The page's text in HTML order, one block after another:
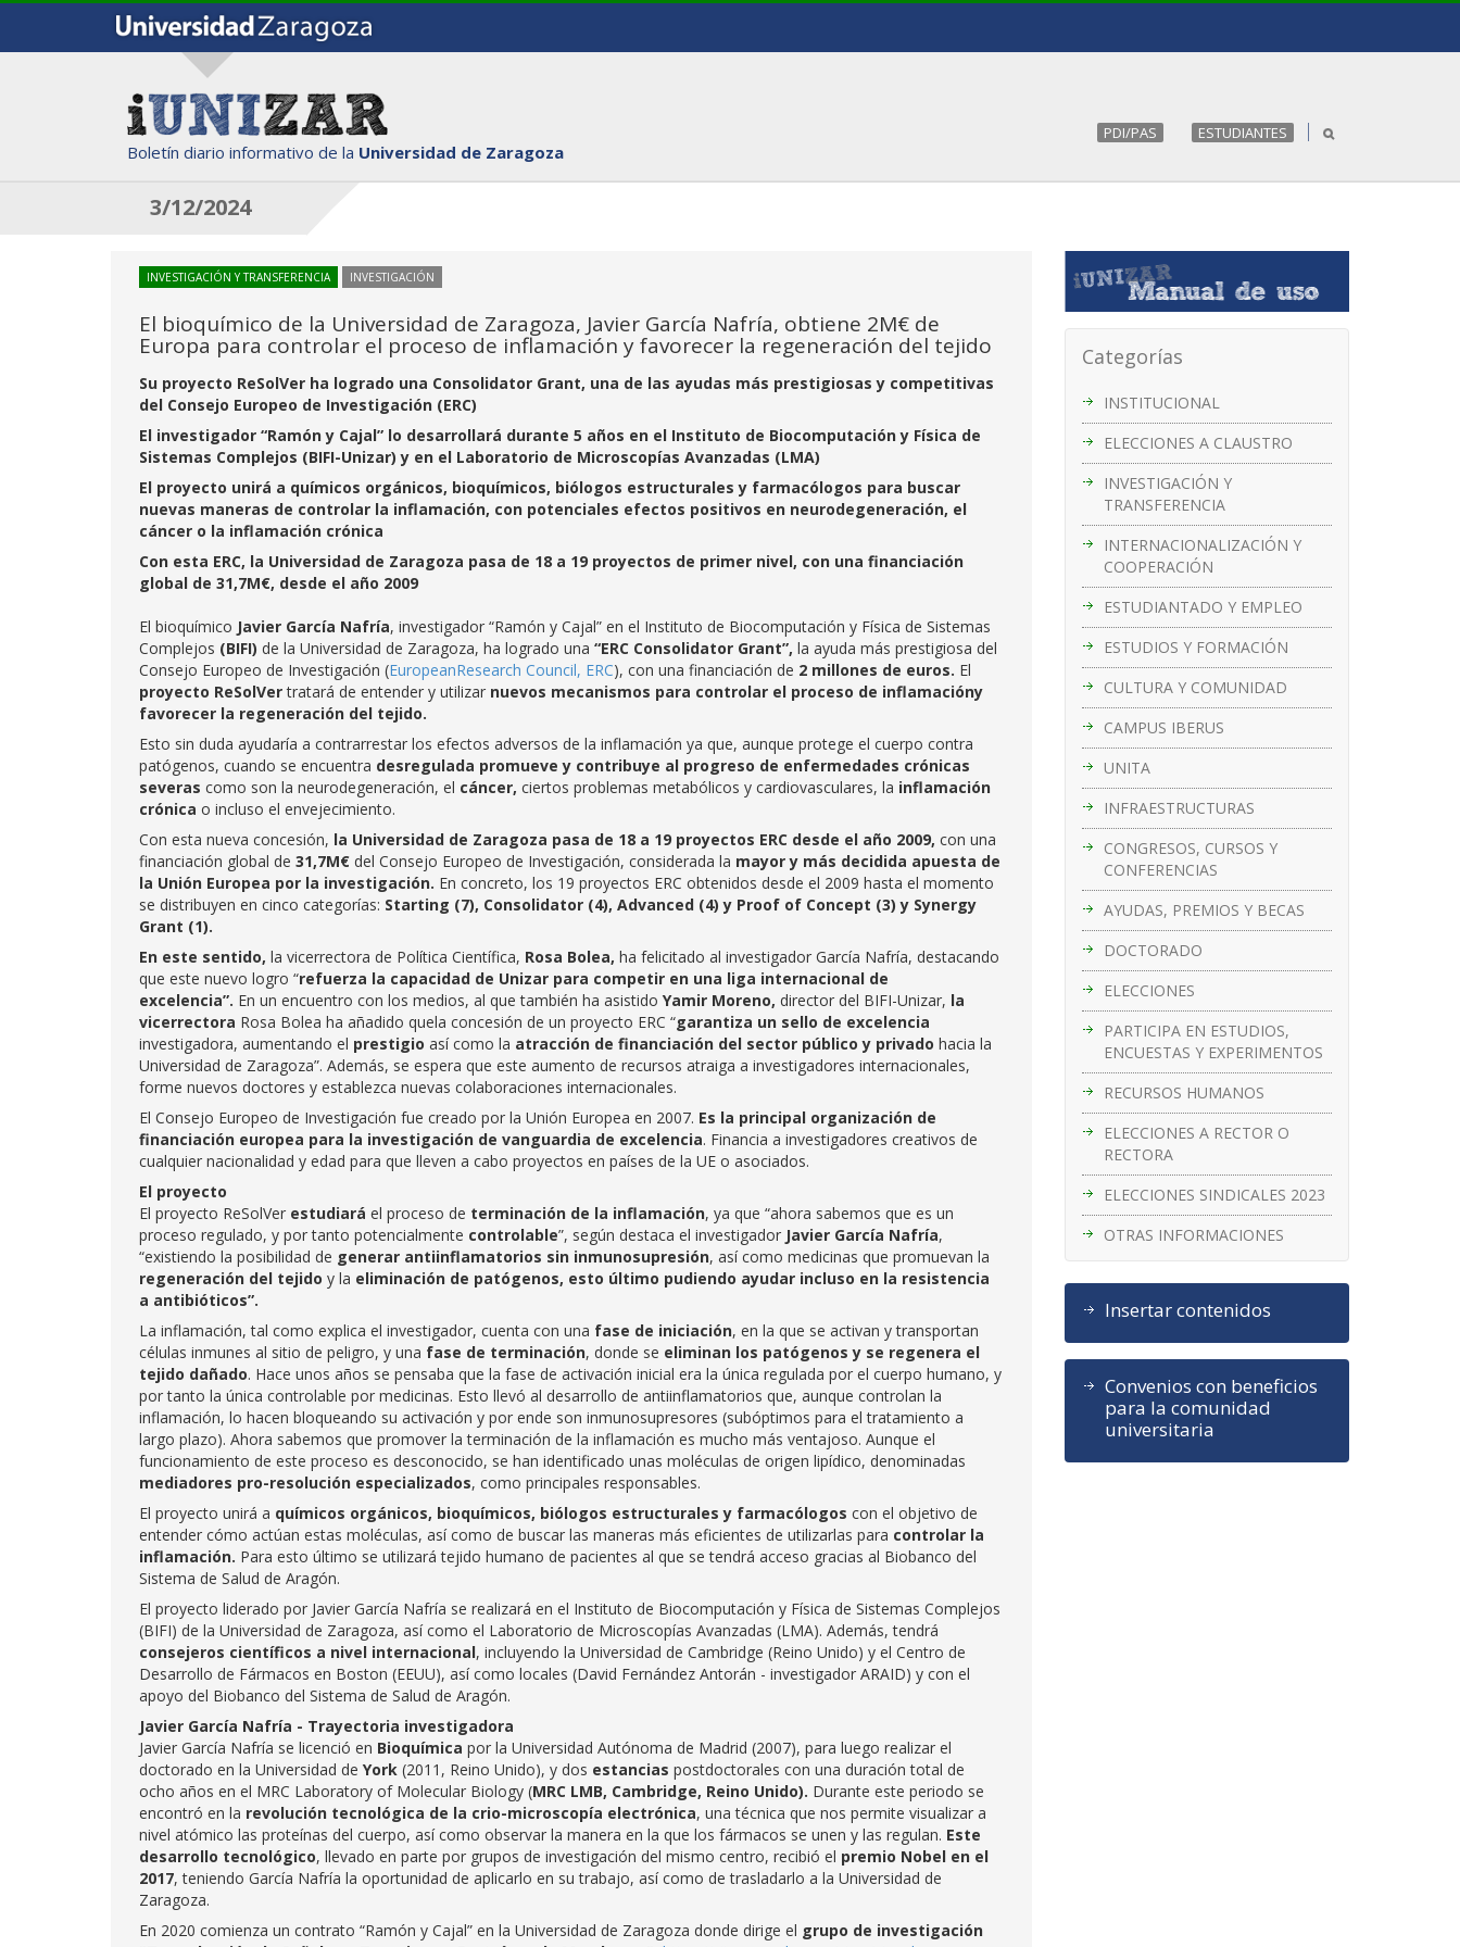
Boletín diario informativo de la Universidad de Zaragoza
PDI/PAS ESTUDIANTES
3/12/2024
Categorías
INSTITUCIONAL
ELECCIONES A CLAUSTRO
INVESTIGACIÓN Y
TRANSFERENCIA
INTERNACIONALIZACIÓN Y
COOPERACIÓN
ESTUDIANTADO Y EMPLEO
ESTUDIOS Y FORMACIÓN
CULTURA Y COMUNIDAD
CAMPUS IBERUS
UNITA
INFRAESTRUCTURAS
CONGRESOS, CURSOS Y
CONFERENCIAS
AYUDAS, PREMIOS Y BECAS
DOCTORADO
ELECCIONES
PARTICIPA EN ESTUDIOS,
ENCUESTAS Y EXPERIMENTOS
RECURSOS HUMANOS
ELECCIONES A RECTOR O
RECTORA
ELECCIONES SINDICALES 2023
OTRAS INFORMACIONES
Insertar contenidos
Convenios con beneficios
para la comunidad
universitaria
INVESTIGACIÓN Y TRANSFERENCIA INVESTIGACIÓN
El bioquímico de la Universidad de Zaragoza, Javier García Nafría, obtiene 2M€ de
Europa para controlar el proceso de inflamación y favorecer la regeneración del tejido
Su proyecto ReSolVer ha logrado una Consolidator Grant, una de las ayudas más prestigiosas y competitivas
del Consejo Europeo de Investigación (ERC)
El investigador “Ramón y Cajal” lo desarrollará durante 5 años en el Instituto de Biocomputación y Física de
Sistemas Complejos (BIFI-Unizar) y en el Laboratorio de Microscopías Avanzadas (LMA)
El proyecto unirá a químicos orgánicos, bioquímicos, biólogos estructurales y farmacólogos para buscar
nuevas maneras de controlar la inflamación, con potenciales efectos positivos en neurodegeneración, el
cáncer o la inflamación crónica
Con esta ERC, la Universidad de Zaragoza pasa de 18 a 19 proyectos de primer nivel, con una financiación
global de 31,7M€, desde el año 2009
El bioquímico Javier García Nafría, investigador “Ramón y Cajal” en el Instituto de Biocomputación y Física de Sistemas
Complejos (BIFI) de la Universidad de Zaragoza, ha logrado una “ERC Consolidator Grant”, la ayuda más prestigiosa del
Consejo Europeo de Investigación (EuropeanResearch Council, ERC), con una financiación de 2 millones de euros. El
proyecto ReSolVertratará de entender y utilizar nuevos mecanismos para controlar el proceso de inflamacióny
favorecer la regeneración del tejido.
Esto sin duda ayudaría a contrarrestar los efectos adversos de la inflamación ya que, aunque protege el cuerpo contra
patógenos, cuando se encuentra desregulada promueve y contribuye al progreso de enfermedades crónicas
severas como son la neurodegeneración, el cáncer, ciertos problemas metabólicos y cardiovasculares, la inflamación
crónica o incluso el envejecimiento.
Con esta nueva concesión, la Universidad de Zaragoza pasa de 18 a 19 proyectos ERC desde el año 2009, con una
financiación global de 31,7M€ del Consejo Europeo de Investigación, considerada la mayor y más decidida apuesta de
la Unión Europea por la investigación. En concreto, los 19 proyectos ERC obtenidos desde el 2009 hasta el momento
se distribuyen en cinco categorías: Starting (7), Consolidator (4), Advanced (4) y Proof of Concept (3) y Synergy
Grant (1).
En este sentido, la vicerrectora de Política Científica, Rosa Bolea, ha felicitado al investigador García Nafría, destacando
que este nuevo logro “refuerza la capacidad de Unizar para competir en una liga internacional de
excelencia”. En un encuentro con los medios, al que también ha asistido Yamir Moreno, director del BIFI-Unizar, la
vicerrectora Rosa Bolea ha añadido quela concesión de un proyecto ERC “garantiza un sello de excelencia
investigadora, aumentando el prestigio así como la atracción de financiación del sector público y privado hacia la
Universidad de Zaragoza”. Además, se espera que este aumento de recursos atraiga a investigadores internacionales,
forme nuevos doctores y establezca nuevas colaboraciones internacionales.
El Consejo Europeo de Investigación fue creado por la Unión Europea en 2007. Es la principal organización de
financiación europea para la investigación de vanguardia de excelencia. Financia a investigadores creativos de
cualquier nacionalidad y edad para que lleven a cabo proyectos en países de la UE o asociados.
El proyecto
El proyecto ReSolVer estudiará el proceso de terminación de la inflamación, ya que “ahora sabemos que es un
proceso regulado, y por tanto potencialmente controlable”, según destaca el investigador Javier García Nafría,
“existiendo la posibilidad de generar antiinflamatorios sin inmunosupresión, así como medicinas que promuevan la
regeneración del tejido y la eliminación de patógenos, esto último pudiendo ayudar incluso en la resistencia
a antibióticos”.
La inflamación, tal como explica el investigador, cuenta con una fase de iniciación, en la que se activan y transportan
células inmunes al sitio de peligro, y una fase de terminación, donde se eliminan los patógenos y se regenera el
tejido dañado. Hace unos años se pensaba que la fase de activación inicial era la única regulada por el cuerpo humano, y
por tanto la única controlable por medicinas. Esto llevó al desarrollo de antiinflamatorios que, aunque controlan la
inflamación, lo hacen bloqueando su activación y por ende son inmunosupresores (subóptimos para el tratamiento a
largo plazo). Ahora sabemos que promover la terminación de la inflamación es mucho más ventajoso. Aunque el
funcionamiento de este proceso es desconocido, se han identificado unas moléculas de origen lipídico, denominadas
mediadores pro-resolución especializados, como principales responsables.
El proyecto unirá a químicos orgánicos, bioquímicos, biólogos estructurales y farmacólogos con el objetivo de
entender cómo actúan estas moléculas, así como de buscar las maneras más eficientes de utilizarlas para controlar la
inflamación. Para esto último se utilizará tejido humano de pacientes al que se tendrá acceso gracias al Biobanco del
Sistema de Salud de Aragón.
El proyecto liderado por Javier García Nafría se realizará en el Instituto de Biocomputación y Física de Sistemas Complejos
(BIFI) de la Universidad de Zaragoza, así como el Laboratorio de Microscopías Avanzadas (LMA). Además, tendrá
consejeros científicos a nivel internacional, incluyendo la Universidad de Cambridge (Reino Unido) y el Centro de
Desarrollo de Fármacos en Boston (EEUU), así como locales (David Fernández Antorán - investigador ARAID) y con el
apoyo del Biobanco del Sistema de Salud de Aragón.
Javier García Nafría - Trayectoria investigadora
Javier García Nafría se licenció en Bioquímica por la Universidad Autónoma de Madrid (2007), para luego realizar el
doctorado en la Universidad de York (2011, Reino Unido), y dos estancias postdoctorales con una duración total de
ocho años en el MRC Laboratory of Molecular Biology (MRC LMB, Cambridge, Reino Unido). Durante este periodo se
encontró en la revolución tecnológica de la crio-microscopía electrónica, una técnica que nos permite visualizar a
nivel atómico las proteínas del cuerpo, así como observar la manera en la que los fármacos se unen y las regulan. Este
desarrollo tecnológico, llevado en parte por grupos de investigación del mismo centro, recibió el premio Nobel en el
2017, teniendo García Nafría la oportunidad de aplicarlo en su trabajo, así como de trasladarlo a la Universidad de
Zaragoza.
En 2020 comienza un contrato “Ramón y Cajal” en la Universidad de Zaragoza donde dirige el grupo de investigación